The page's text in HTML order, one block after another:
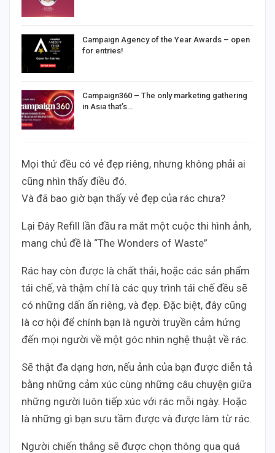
Campaign Agency of the Year Awards – open
for entries!
Campaign360 – The only marketing gathering
in Asia that’s…
Mọi thứ đều có vẻ đẹp riêng, nhưng không phải ai
cũng nhìn thấy điều đó.
Và đã bao giờ bạn thấy vẻ đẹp của rác chưa?
Lại Đây Refill lần đầu ra mắt một cuộc thi hình ảnh,
mang chủ đề là “The Wonders of Waste”
Rác hay còn được là chất thải, hoặc các sản phẩm
tái chế, và thậm chí là các quy trình tái chế đều sẽ
có những dấn ấn riêng, và đẹp. Đặc biệt, đây cũng
là cơ hội để chính bạn là người truyền cảm hứng
đến mọi người về một góc nhìn nghệ thuật về rác.
Sẽ thật đa dạng hơn, nếu ảnh của bạn được diễn tả
bằng những cảm xúc cùng những câu chuyện giữa
những người luôn tiếp xúc với rác mỗi ngày. Hoặc
là những gì bạn sưu tầm được và được làm từ rác.
Người chiến thắng sẽ được chọn thông qua quá